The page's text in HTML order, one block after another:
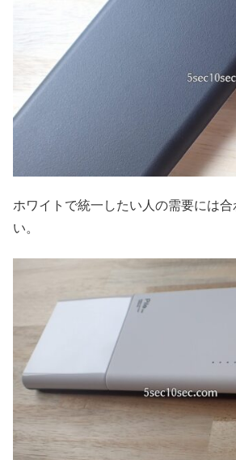
ホワイトで統一したい人の需要には
い。